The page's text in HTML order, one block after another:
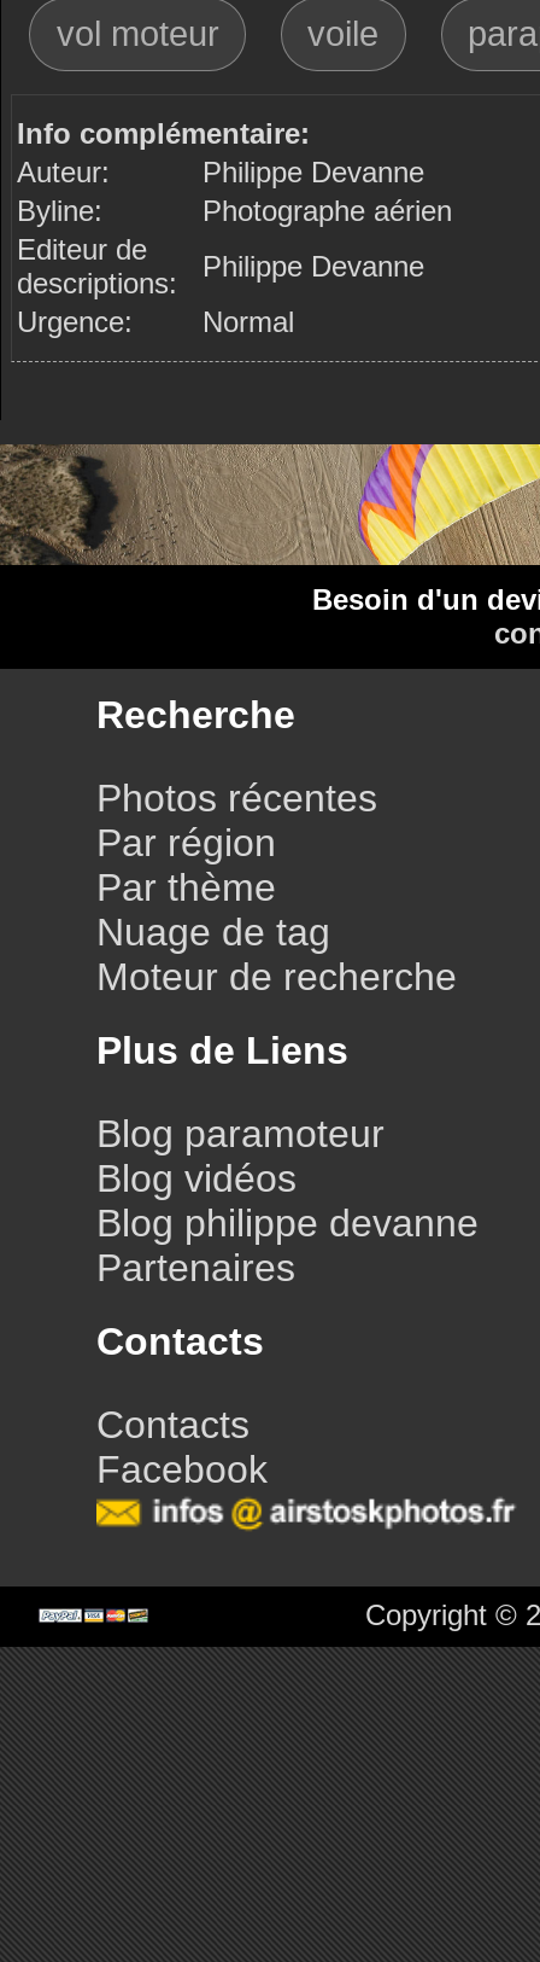
vol moteur voile
Info complémentaire:
Auteur:
Philippe Devanne
Byline:
Photographe aérien
Editeur de
descriptions:
Philippe Devanne
Urgence:
Normal
Besoin d'un
Recherche
Photos récentes
Par région
Par thème
Nuage de tag
Moteur de recherche
Plus de Liens
Blog paramoteur
Blog vidéos
Blog philippe devanne
Partenaires
Contacts
Contacts
Facebook
Copyright ©